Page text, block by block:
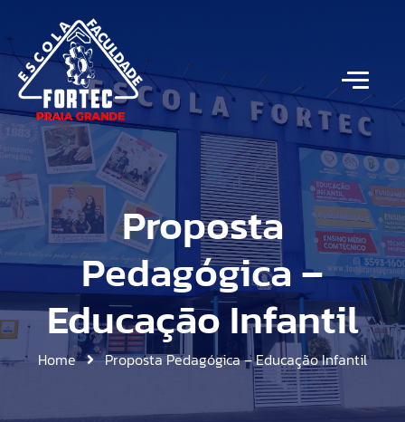
Proposta
Pedagógica –
Educação Infantil
Home Proposta Pedagógica – Educação Infantil